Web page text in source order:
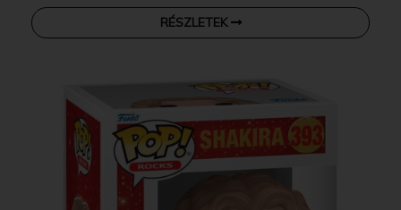
RÉSZLETEK